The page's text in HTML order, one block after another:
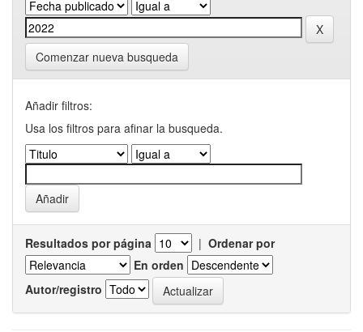
Comenzar nueva busqueda
Añadir filtros:
Usa los filtros para afinar la busqueda.
Resultados por página | Ordenar por
En orden
Autor/registro